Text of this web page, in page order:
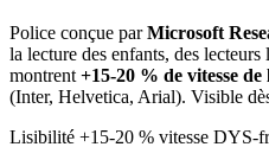
Police conçue parMicrosoft
la lecture des enfants, des
montrent +15-20 % de vitesse de
(Inter, Helvetica, Arial). Visible
Lisibilité +15-20 % vitesse DYS-